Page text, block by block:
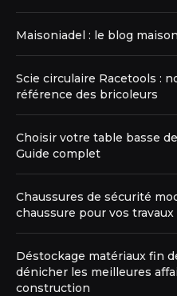
Maisoniadel : le blog
Scie circulaire Racetools :
référence des bricoleurs
Choisir votre table basse
Guide complet
Chaussures de sécurité
chaussure pour vos travaux
Déstockage matériaux fin
dénicher les meilleures
construction